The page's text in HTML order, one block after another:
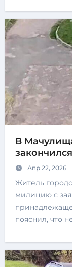
В
Апр 22, 2026
Житель городского посёлка Мачулищи обратился в
милицию с
пояснил, что